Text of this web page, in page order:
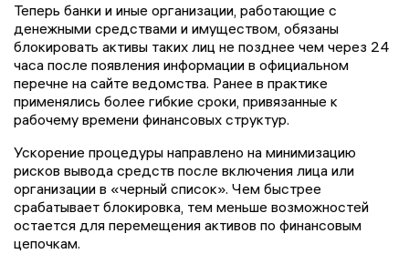
Теперь банки и иные организации, работающие с
денежными средствами и имуществом, обязаны
блокировать активы таких лиц не позднее чем через 24
часа после появления информации в официальном
перечне на сайте ведомства. Ранее в практике
применялись более гибкие сроки, привязанные к
рабочему времени финансовых структур.
Ускорение процедуры направлено на минимизацию
рисков вывода средств после включения лица или
организации в «черный список». Чем быстрее
срабатывает блокировка, тем меньше возможностей
остается для перемещения активов по финансовым
цепочкам.